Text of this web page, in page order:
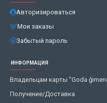
Авторизироваться
Мои заказы
Забытый пароль
ИНФОРМАЦИЯ
Владельцам карты "Goda
Получение/Доставка